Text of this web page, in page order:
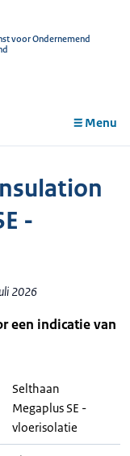
voor Ondernemend
Menu
-
2026
een indicatie van
Selthaan
Megaplus SE -
vloerisolatie